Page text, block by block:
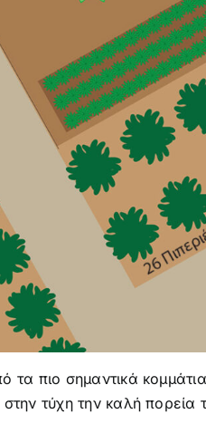
τα πιο σημαντικά
στην τύχη την καλή